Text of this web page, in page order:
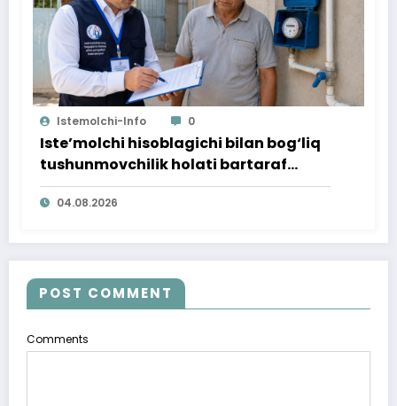
Istemolchi-Info 0
Iste’molchi hisoblagichi bilan bog‘liq
tushunmovchilik holati bartaraf
qilindi
04.08.2026
POST COMMENT
Comments